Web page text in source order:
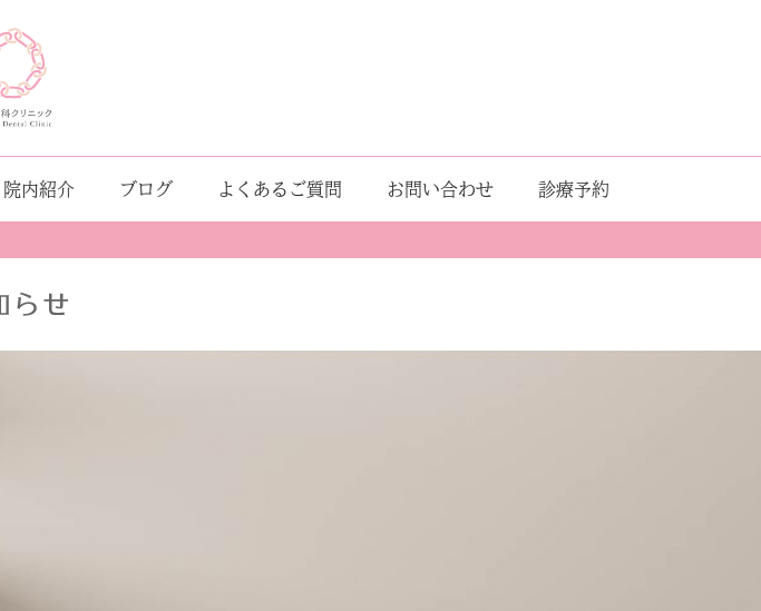
院内紹介 ブログ よくあるご質問 お問い合わせ 診療予約